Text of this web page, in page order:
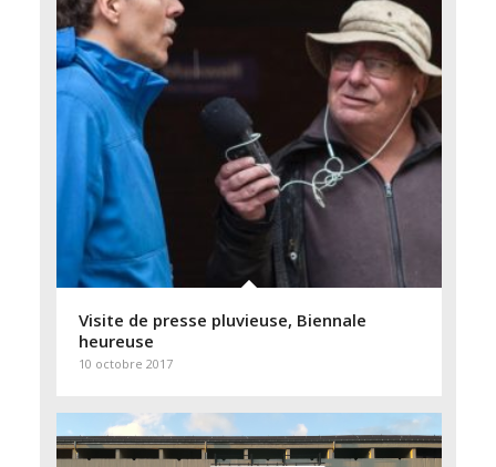
Visite de presse pluvieuse, Biennale
heureuse
10 octobre 2017